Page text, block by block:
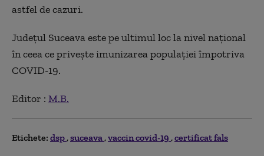
astfel de cazuri.
Județul Suceava este pe ultimul loc la nivel național
în ceea ce privește imunizarea populației împotriva
COVID-19.
Editor : M.B.
Etichete: dsp suceava vaccin covid-19 certificat fals